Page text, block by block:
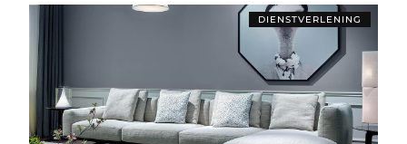
DIENSTVERLENING